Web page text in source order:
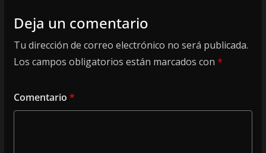
Deja un comentario
Tu dirección de correo electrónico no será publicada.
Los campos obligatorios están marcados con *
Comentario *